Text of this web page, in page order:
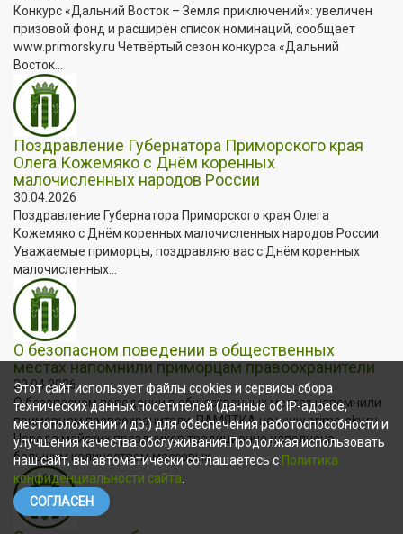
Конкурс «Дальний Восток – Земля приключений»: увеличен
призовой фонд и расширен список номинаций, сообщает
www.primorsky.ru Четвёртый сезон конкурса «Дальний
Восток...
Поздравление Губернатора Приморского края
Олега Кожемяко с Днём коренных
малочисленных народов России
30.04.2026
Поздравление Губернатора Приморского края Олега
Кожемяко с Днём коренных малочисленных народов России
Уважаемые приморцы, поздравляю вас с Днём коренных
малочисленных...
О безопасном поведении в общественных
местах напомнили приморцам правоохранители
30.04.2026
О безопасном поведении в общественных местах напомнили
приморцам правоохранители. ПАМЯТКА на www.primorsky.ru
Череда майских праздников традиционно наполнена
большим количеством массовых...
Этот сайт использует файлы cookies и сервисы сбора
технических данных посетителей (данные об IP-адресе,
местоположении и др.) для обеспечения работоспособности и
улучшения качества обслуживания.Продолжая использовать
наш сайт, вы автоматически соглашаетесь с Политика
конфиденциальности сайта
СОГЛАСЕН